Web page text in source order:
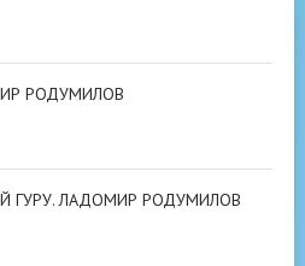
РОДУМИЛОВ
ГУРУ. ЛАДОМИР РОДУМИЛОВ